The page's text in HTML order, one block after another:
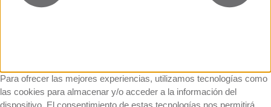
Para ofrecer las mejores experiencias, utilizamos tecnologías como
las cookies para almacenar y/o acceder a la información del
dispositivo. El consentimiento de estas tecnologías nos permitirá